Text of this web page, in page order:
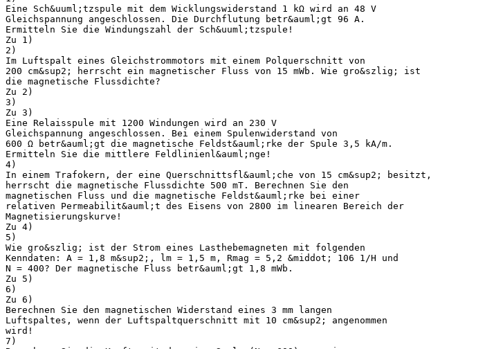
Eine Sch&uuml;tzspule mit dem Wicklungswiderstand 1 kΩ wird an 48 V
Gleichspannung angeschlossen. Die Durchflutung betr&auml;gt 96 A.
Ermitteln Sie die Windungszahl der Sch&uuml;tzspule!
Zu 1)
2)
Im Luftspalt eines Gleichstrommotors mit einem Polquerschnitt von
200 cm&sup2; herrscht ein magnetischer Fluss von 15 mWb. Wie gro&szlig; ist
die magnetische Flussdichte?
Zu 2)
3)
Zu 3)
Eine Relaisspule mit 1200 Windungen wird an 230 V
Gleichspannung angeschlossen. Bei einem Spulenwiderstand von
600 Ω betr&auml;gt die magnetische Feldst&auml;rke der Spule 3,5 kA/m.
Ermitteln Sie die mittlere Feldlinienl&auml;nge!
4)
In einem Trafokern, der eine Querschnittsfl&auml;che von 15 cm&sup2; besitzt,
herrscht die magnetische Flussdichte 500 mT. Berechnen Sie den
magnetischen Fluss und die magnetische Feldst&auml;rke bei einer
relativen Permeabilit&auml;t des Eisens von 2800 im linearen Bereich der
Magnetisierungskurve!
Zu 4)
5)
Wie gro&szlig; ist der Strom eines Lasthebemagneten mit folgenden
Kenndaten: A = 1,8 m&sup2;, lm = 1,5 m, Rmag = 5,2 &middot; 106 1/H und
N = 400? Der magnetische Fluss betr&auml;gt 1,8 mWb.
Zu 5)
6)
Zu 6)
Berechnen Sie den magnetischen Widerstand eines 3 mm langen
Luftspaltes, wenn der Luftspaltquerschnitt mit 10 cm&sup2; angenommen
wird!
7)